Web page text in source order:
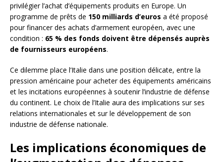
privilégier l’achat d’équipements produits en Europe. Un
programme de prêts de 150 milliards d’euros a été proposé
pour financer des achats d’armement européen, avec une
condition : 65 % des fonds doivent être dépensés auprès
de fournisseurs européens.
Ce dilemme place l’Italie dans une position délicate, entre la
pression américaine pour acheter des équipements américains
et les incitations européennes à soutenir l’industrie de défense
du continent. Le choix de l’Italie aura des implications sur ses
relations internationales et sur le développement de son
industrie de défense nationale.
Les implications économiques de